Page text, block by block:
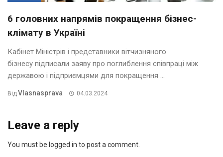
6 головних напрямів покращення бізнес-
клімату в Україні
Кабінет Міністрів і представники вітчизняного
бізнесу підписали заяву про поглиблення співпраці між
державою і підприємцями для покращення ...
ВідVlasnasprava 04.03.2024
Leave a reply
You must be logged in to post a comment.